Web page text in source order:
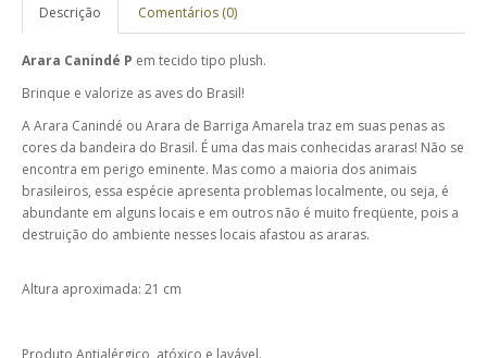
Descrição Comentários (0)
Arara Canindé P em tecido tipo plush.
Brinque e valorize as aves do Brasil!
A Arara Canindé ou Arara de Barriga Amarela traz em suas penas as
cores da bandeira do Brasil. É uma das mais conhecidas araras! Não se
encontra em perigo eminente. Mas como a maioria dos animais
brasileiros, essa espécie apresenta problemas localmente, ou seja, é
abundante em alguns locais e em outros não é muito freqüente, pois a
destruição do ambiente nesses locais afastou as araras.
Altura aproximada: 21 cm
Produto Antialérgico, atóxico e lavável.